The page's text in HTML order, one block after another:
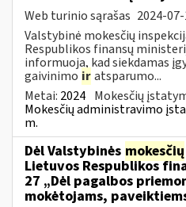
Web turinio sąrašas 2024-
Valstybinė mokesčių
Respublikos finansų
informuoja, kad siekdamas
gaivinimo iratsparumo...
Metai: 2024 Mokesčių
Mokesčių administravimo
m.
Dėl Valstybinės mokesčių
Lietuvos Respublikos
27 „Dėl pagalbos
mokėtojams,